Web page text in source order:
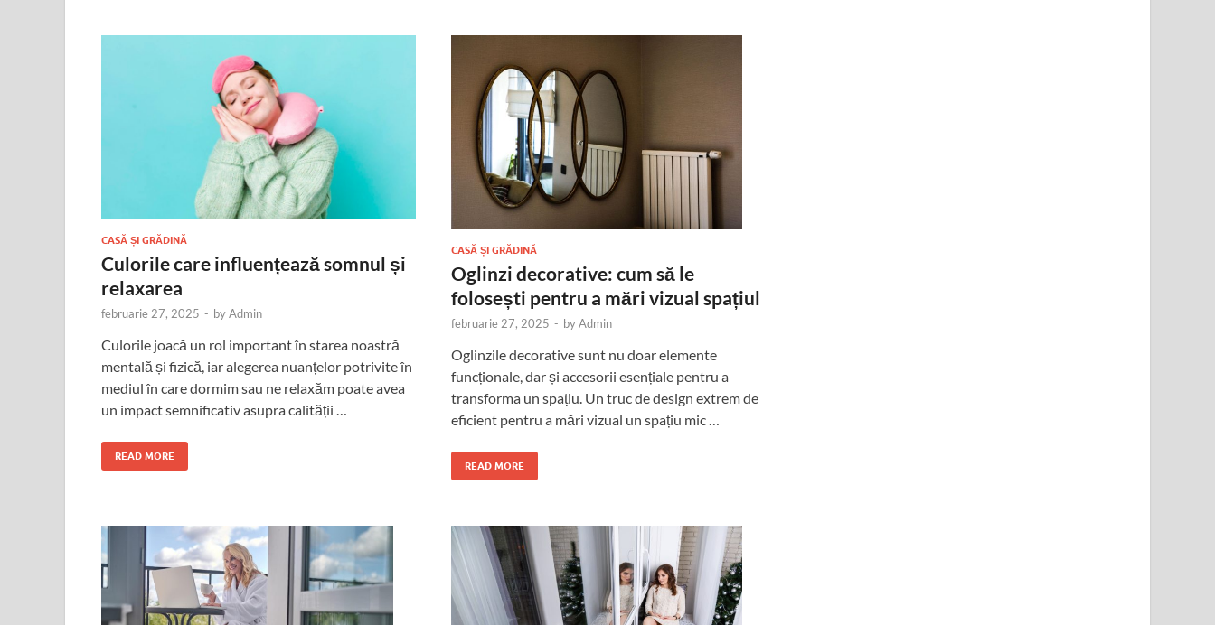
CASĂ ȘI GRĂDINĂ
Culorile care influențează somnul și
relaxarea
februarie 27, 2025 - byAdmin
Culorile joacă un rol important în starea noastră
mentală și fizică, iar alegerea nuanțelor potrivite în
mediul în care dormim sau ne relaxăm poate avea
un impact semnificativ asupra calității …
READ MORE
CASĂ ȘI GRĂDINĂ
Oglinzi decorative: cum să le
folosești pentru a mări vizual spațiul
februarie 27, 2025 - byAdmin
Oglinzile decorative sunt nu doar elemente
funcționale, dar și accesorii esențiale pentru a
transforma un spațiu. Un truc de design extrem de
eficient pentru a mări vizual un spațiu mic …
READ MORE